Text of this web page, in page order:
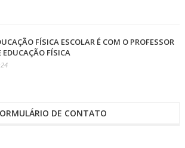
FÍSICA ESCOLAR É COM O PROFESSOR
EDUCAÇÃO FÍSICA
DE CONTATO